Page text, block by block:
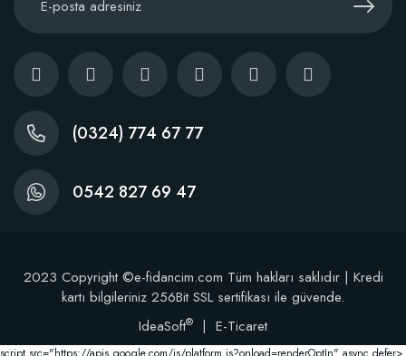
(0324) 774 67 77
0542 827 69 47
2023 Copyright ©e-fidancim.com Tüm hakları saklıdır | Kredi
kartı bilgileriniz 256Bit SSL sertifikası ile güvende.
IdeaSoft® | E-Ticaret